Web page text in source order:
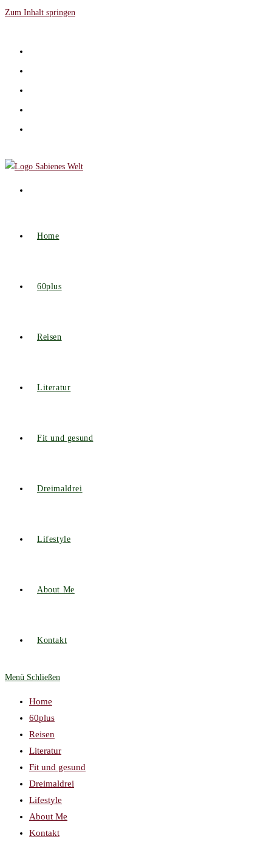
Zum Inhalt springen
Home
60plus
Reisen
Literatur
Fit und gesund
Dreimaldrei
Lifestyle
About Me
Kontakt
Menü Schließen
Home
60plus
Reisen
Literatur
Fit und gesund
Dreimaldrei
Lifestyle
About Me
Kontakt